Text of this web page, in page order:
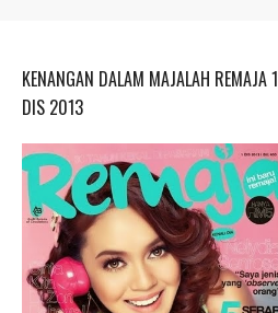
KENANGAN DALAM MAJALAH REMAJA 1
DIS 2013